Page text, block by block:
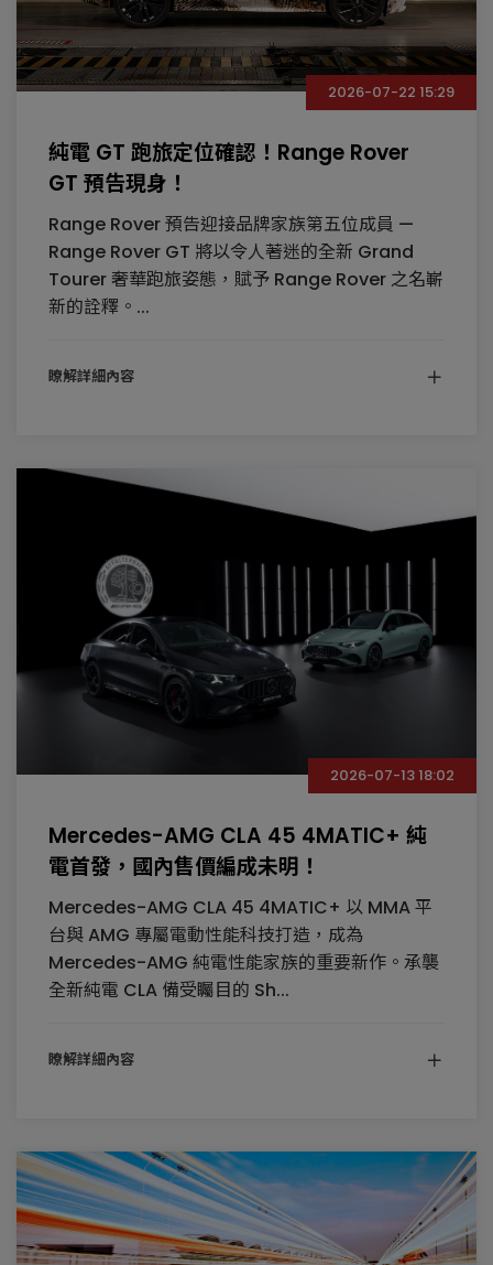
2026-07-22 15:29
純電 GT 跑旅定位確認！Range Rover
GT 預告現身！
Range Rover 預告迎接品牌家族第五位成員 —
Range Rover GT 將以令人著迷的全新 Grand
Tourer 奢華跑旅姿態，賦予 Range Rover 之名嶄
新的詮釋。...
瞭解詳細內容
2026-07-13 18:02
Mercedes-AMG CLA 45 4MATIC+ 純
電首發，國內售價編成未明！
Mercedes-AMG CLA 45 4MATIC+ 以 MMA 平
台與 AMG 專屬電動性能科技打造，成為
Mercedes-AMG 純電性能家族的重要新作。承襲
全新純電 CLA 備受矚目的 Sh...
瞭解詳細內容